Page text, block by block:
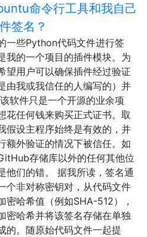
命令行工具和我自己
签名？
一些Python代码文件进行签
我的一个项目的插件模块。为
望用户可以确保插件经过验证
由我或我信任的人编写的）并
软件只是一个开源的业余项
花任何钱来购买正式证书。取
假设主程序始终是有效的，并
额外验证的情况下被信任。如
存储库以外的任何其他位
他们的错。 据我所读，签名通
个非对称密钥对，从代码文件
密哈希值（例如SHA-512），
密哈希并将该签名存储在单独
的。随原始代码文件一起提